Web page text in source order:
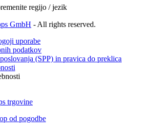
regijo / jezik
GmbH - All rights reserved.
uporabe
podatkov
(SPP) in pravica do preklica
trgovine
od pogodbe